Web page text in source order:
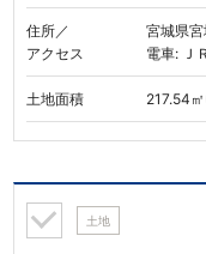
住所／
アクセス
宮城県
電車: Ｊ
土地面積 217.54
土地